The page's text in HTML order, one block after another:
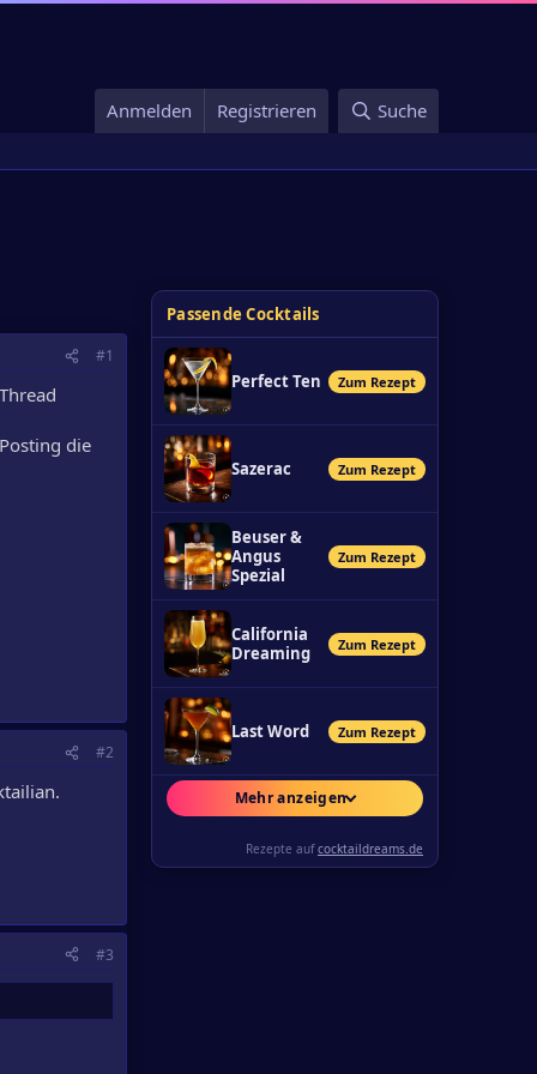
Anmelden Registrieren Suche
#1
die
#2
#3
Passende Cocktails
Perfect Ten Zum Rezept
Sazerac Zum Rezept
Beuser &
Angus
Spezial
Zum Rezept
California
Dreaming
Zum Rezept
Last Word Zum Rezept
Mehr anzeigen
Rezepte aufcocktaildreams.de